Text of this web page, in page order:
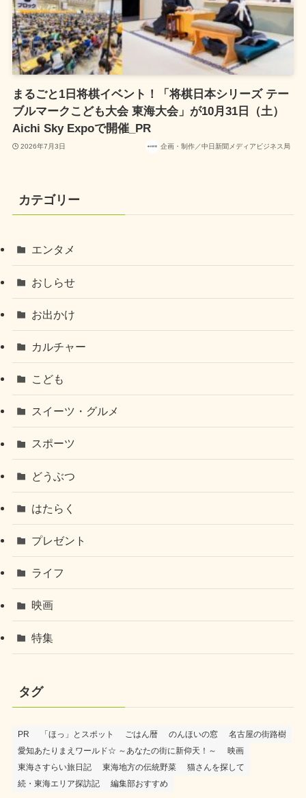
まるごと1日将棋イベント！「将棋日本シリーズ テー
ブルマークこども大会 東海大会」が10月31日（土）
Aichi Sky Expoで開催_PR
2026年7月3日 企画・制作／中日新聞メディアビジネス局
カテゴリー
エンタメ
おしらせ
お出かけ
カルチャー
こども
スイーツ・グルメ
スポーツ
どうぶつ
はたらく
プレゼント
ライフ
映画
特集
タグ
PR 「ほっ」とスポット ごはん暦 のんほいの窓
名古屋の街路樹
愛知あたりまえワールド☆ ～あなたの街に新仰天！～
映画
東海さすらい旅日記
東海地方の伝統野菜
猫さんを探して
続・東海エリア探訪記
編集部おすすめ